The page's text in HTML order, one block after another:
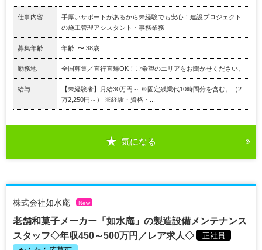
仕事内容
手厚いサポートがあるから未経験でも安心！建設プロジェクト
の施工管理アシスタント・事務業務
募集年齢 年齢: 〜 38歳
勤務地 全国募集／直行直帰OK！ご希望のエリアをお聞かせください。
給与
【未経験者】月給30万円～ ※固定残業代10時間分を含む。（2
万2,250円～） ※経験・資格・...
気になる
株式会社如水庵 New
老舗和菓子メーカー「如水庵」の製造設備メンテナンス
スタッフ◇年収450～500万円／レア求人◇
正社員